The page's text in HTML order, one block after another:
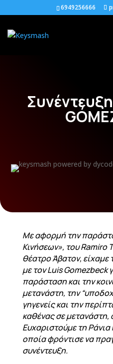
6949256666
Με αφορμή την
Κινήσεων», του Ramiro
θέατρο Άβατον, είχαμε
με τον Luis Gomezbeck
παράσταση και την
μετανάστη, την
γηγενείς και την
καθένας σε
Ευχαριστούμε τη
οποία φρόντισε να
συνέντευξη.